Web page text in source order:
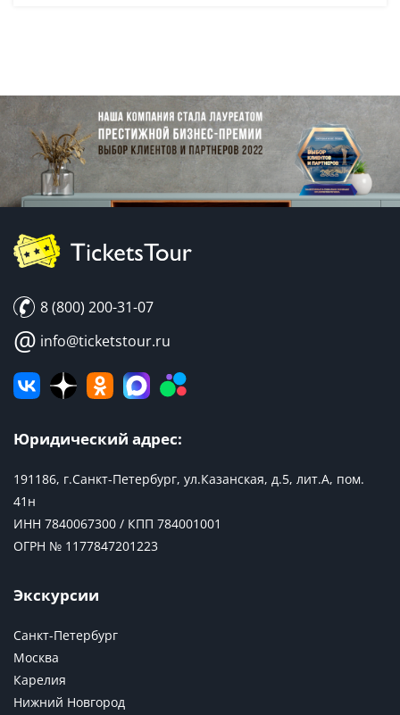
8 (800) 200-31-07
@ info@ticketstour.ru
Юридический адрес:
191186, г.Санкт-Петербург, ул.Казанская, д.5, лит.А, пом.
41н
ИНН 7840067300 / КПП 784001001
ОГРН № 1177847201223
Экскурсии
Санкт-Петербург
Москва
Карелия
Нижний Новгород